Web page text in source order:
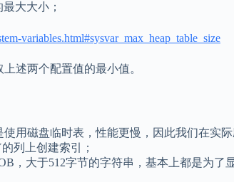
大大小；
variables.html#sysvar_max_heap_table_size
述两个配置值的最小值。
用磁盘临时表，性能更慢，因此我们在实
列上创建索引；
，大于512字节的字符串，基本上都是为